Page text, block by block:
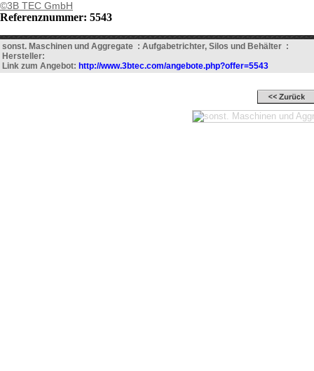
©3B TEC GmbH
Referenznummer: 5543
sonst. Maschinen und Aggregate : Aufgabetrichter, Silos und Behälter :
Hersteller:
Link zum Angebot: http://www.3btec.com/angebote.php?offer=5543